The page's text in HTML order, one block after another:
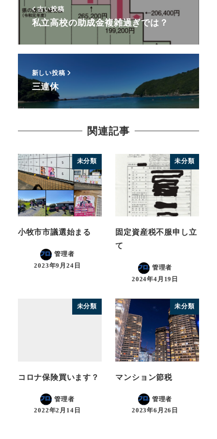
古い投稿
私立高校の助成金複雑過ぎでは？
新しい投稿
三連休
関連記事
未分類
小牧市市議選始まる
管理者
2023年9月24日
未分類
固定資産税不服申し立
て
管理者
2024年4月19日
未分類
コロナ保険買います？
管理者
2022年2月14日
未分類
マンション節税
管理者
2023年6月26日